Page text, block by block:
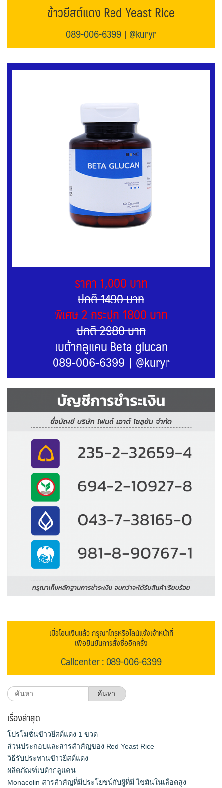
ข้าวยีสต์แดง Red Yeast Rice
089-006-6399 | @kuryr
ราคา 1,000 บาท
ปกติ 1490 บาท
พิเศษ 2 กระปุก 1800 บาท
ปกติ 2980 บาท
เบต้ากลูแคน Beta glucan
089-006-6399 | @kuryr
เมื่อโอนเงินแล้ว กรุณาโทรหรือไลน์แจ้งเจ้าหน้าที่
เพื่อยืนยันการสั่งซื้ออีกครั้ง
Callcenter : 089-006-6399
ค้นหา
สำหรับ:
เรื่องล่าสุด
โปรโมชั่นข้าวยีสต์แดง 1 ขวด
ส่วนประกอบและสารสำคัญของ Red Yeast Rice
วิธีรับประทานข้าวยีสต์แดง
ผลิตภัณฑ์เบต้ากลูแคน
Monacolin สารสำคัญที่มีประโยชน์กับผู้ที่มี ไขมันในเลือดสูง